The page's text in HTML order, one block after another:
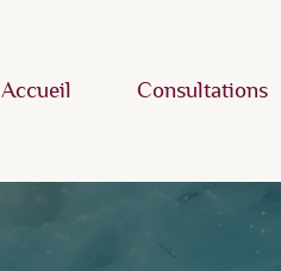
Accueil Consultations